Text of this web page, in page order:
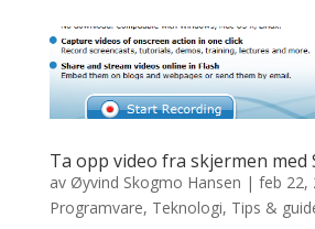
Ta opp video fra skjermen med
av Øyvind Skogmo Hansen | feb 22,
Programvare, Teknologi, Tips &